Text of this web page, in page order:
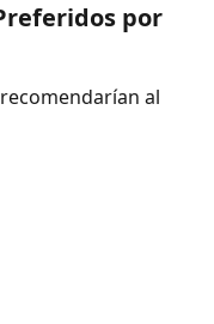
por
al